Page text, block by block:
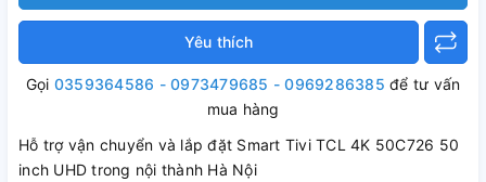
Yêu thích
Gọi 0359364586 - 0973479685 - 0969286385 để tư vấn
mua hàng
Hỗ trợ vận chuyển và lắp đặt Smart Tivi TCL 4K 50C726 50
inch UHD trong nội thành Hà Nội